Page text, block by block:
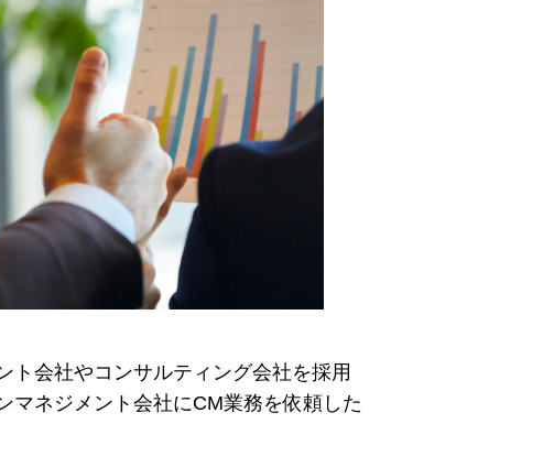
ト会社やコンサルティング会社を採用
マネジメント会社にCM業務を依頼した